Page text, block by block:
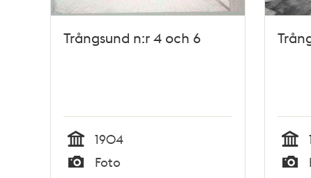
Trångsund n:r 4 och 6
Tid
1904
Foto Tid